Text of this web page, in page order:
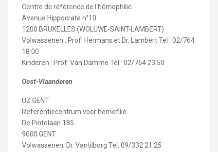
Centre de référence de l'hémophilie
Avenue Hippocrate n°10
1200 BRUXELLES (WOLUWE-SAINT-LAMBERT)
Volwassenen : Prof. Hermans et Dr. Lambert Tel : 02/764
18 00
Kinderen : Prof. Van Damme Tel : 02/764 23 50
Oost-Vlaanderen
UZ GENT
Referentiecentrum voor hemofilie
De Pintelaan 185
9000 GENT
Volwassenen: Dr. Vantilborg Tel: 09/332 21 25